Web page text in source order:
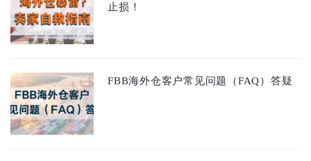
止损！
FBB海外仓客户常见问题（FAQ）答疑